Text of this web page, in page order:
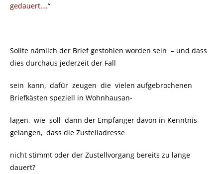
gedauert….“
Sollte nämlich der Brief gestohlen worden sein – und dass
dies durchaus jederzeit der Fall
sein kann, dafür zeugen die vielen aufgebrochenen
Briefkästen speziell in Wohnhausan-
lagen, wie soll dann der Empfänger davon in Kenntnis
gelangen, dass die Zustelladresse
nicht stimmt oder der Zustellvorgang bereits zu lange
dauert?